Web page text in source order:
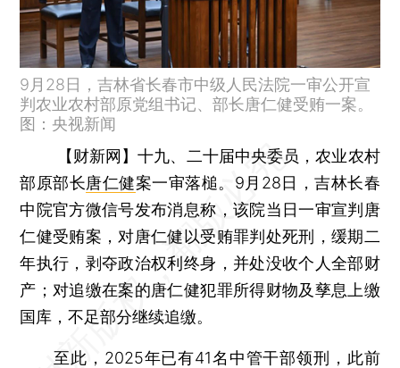
9月28日，吉林省长春市中级人民法院一审公开宣
判农业农村部原党组书记、部长唐仁健受贿一案。
图：央视新闻
【财新网】十九、二十届中央委员，农业农村
部原部长唐仁健案一审落槌。9月28日，吉林长春
中院官方微信号发布消息称，该院当日一审宣判唐
仁健受贿案，对唐仁健以受贿罪判处死刑，缓期二
年执行，剥夺政治权利终身，并处没收个人全部财
产；对追缴在案的唐仁健犯罪所得财物及孳息上缴
国库，不足部分继续追缴。
至此，2025年已有41名中管干部领刑，此前